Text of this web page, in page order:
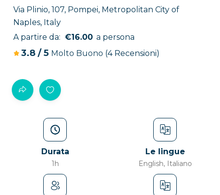
Via Plinio, 107, Pompei, Metropolitan City of
Naples, Italy
A partire da: €16.00 a persona
3.8 /5 Molto Buono (4 Recensioni)
Durata
1h
Le lingue
English, Italiano